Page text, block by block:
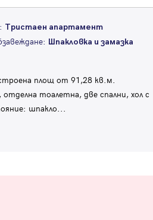
Тристаен апартамент
Шпакловка и замазка
площ от 91,28 кв.м.
тоалетна, две спални, хол с
шпакло...